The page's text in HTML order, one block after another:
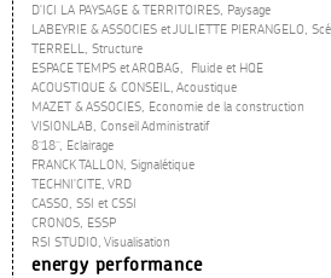
D'ICI LA PAYSAGE & TERRITOIRES, Paysage
LABEYRIE & ASSOCIES et JULIETTE PIERANGELO,
TERRELL, Structure
ESPACE TEMPS et ARQBAG, Fluide et HQE
ACOUSTIQUE & CONSEIL, Acoustique
MAZET & ASSOCIES, Economie de la construction
VISIONLAB, Conseil Administratif
8’18’’, Eclairage
FRANCK TALLON, Signalétique
TECHNI'CITE, VRD
CASSO, SSI et CSSI
CRONOS, ESSP
RSI STUDIO, Visualisation
energy performance